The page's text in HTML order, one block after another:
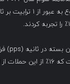
چهارم سال، حملات شروع